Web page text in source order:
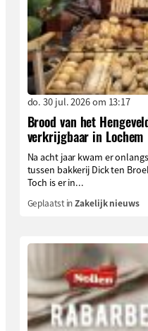
do. 30 jul. 2026 om 13:17
Brood van het
verkrijgbaar in Lochem
Na acht jaar kwam er
tussen bakkerij Dick ten
Toch is er in...
Geplaatst inZakelijk nieuws